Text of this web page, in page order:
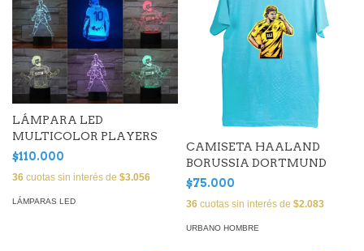
LÁMPARA LED
MULTICOLOR PLAYERS
$110.000
36 cuotas sin interés de $3.056
LÁMPARAS LED
CAMISETA HAALAND
BORUSSIA DORTMUND
$75.000
36 cuotas sin interés de $2.083
URBANO HOMBRE